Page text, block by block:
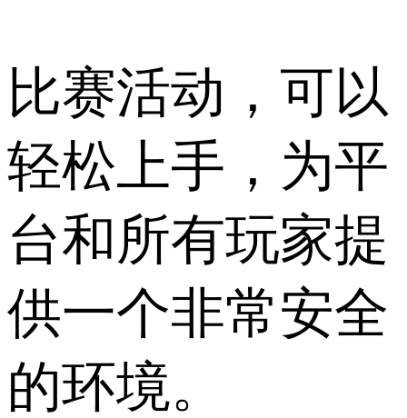
比赛活动，可以
轻松上手，为平
台和所有玩家提
供一个非常安全
的环境。